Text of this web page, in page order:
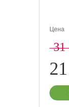
Цена